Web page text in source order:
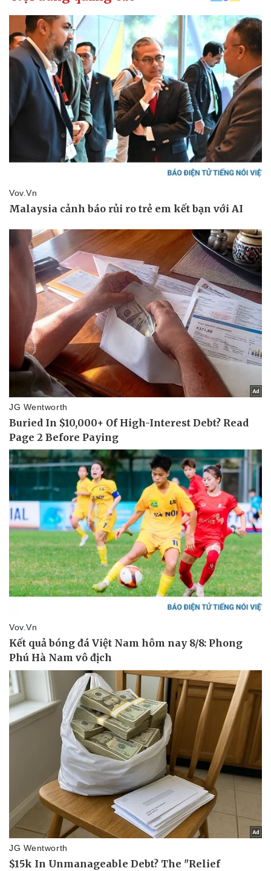
Tin nóng
Quân sự - Quốc phòng
Vũ khí
Việt Nam
Phân tích
Lịch thi đấu bóng đá
Thế giới thể thao
eSports
Hậu trường
Ô tô - Xe máy
Ô tô
Xe máy
Tư vấn